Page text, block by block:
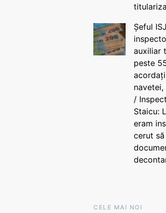
Șeful
auxiliar
peste
/
Staicu:
eram
cerut
CELE MAI NOI